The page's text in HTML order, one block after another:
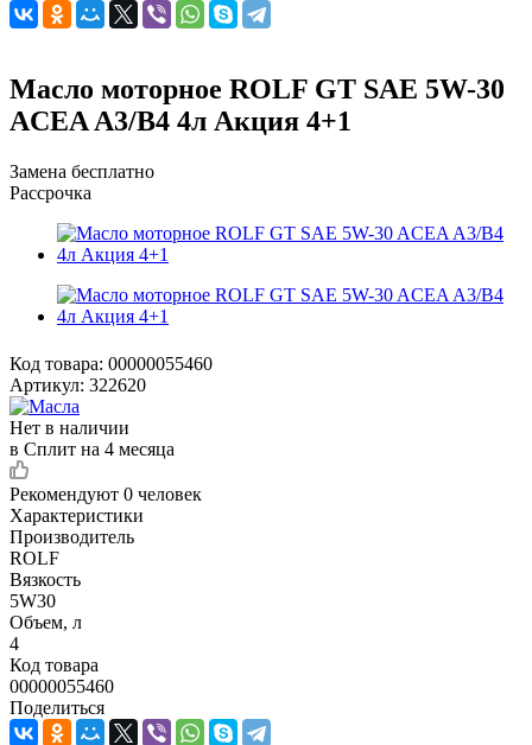
Масло мотоpное ROLF GT SAE 5W-30
ACEA A3/B4 4л Акция 4+1
Замена бесплатно
Рассрочка
Код товара: 00000055460
Артикул: 322620
Нет в наличии
в Сплит на 4 месяца
Рекомендуют 0 человек
Характеристики
Производитель
ROLF
Вязкость
5W30
Объем, л
4
Код товара
00000055460
Поделиться